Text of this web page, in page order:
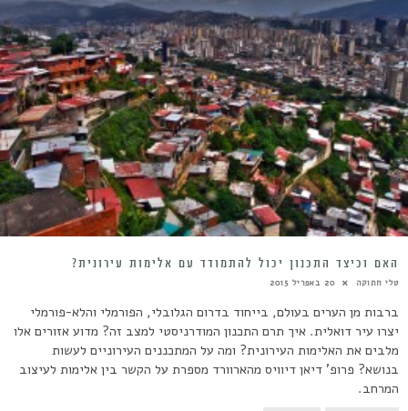
האם וכיצד התכנון יכול להתמודד עם אלימות עירונית?
טלי חתוקה 20 באפריל 2015
ברבות מן הערים בעולם, בייחוד בדרום הגלובלי, הפורמלי והלא-פורמלי
יצרו עיר דואלית. איך תרם התכנון המודרניסטי למצב זה? מדוע אזורים אלו
מלבים את האלימות העירונית? ומה על המתכננים העירוניים לעשות
בנושא? פרופ' דיאן דיוויס מהארוורד מספרת על הקשר בין אלימות לעיצוב
המרחב.